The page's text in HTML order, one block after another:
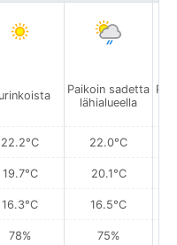
22.2°C
19.7°C
16.3°C
78%
Paikoin sadetta
lähialueella
22.0°C
20.1°C
16.5°C
75%